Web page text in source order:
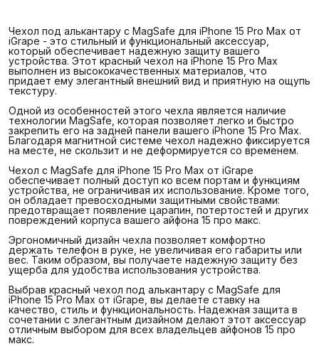
Чехол под алькантару с MagSafe для iPhone 15 Pro Max от
iGrape - это стильный и функциональный аксессуар,
который обеспечивает надежную защиту вашего
устройства. Этот красный чехол на iPhone 15 Pro Max
выполнен из высококачественных материалов, что
придает ему элегантный внешний вид и приятную на ощупь
текстуру.
Одной из особенностей этого чехла является наличие
технологии MagSafe, которая позволяет легко и быстро
закрепить его на задней панели вашего iPhone 15 Pro Max.
Благодаря магнитной системе чехол надежно фиксируется
на месте, не скользит и не деформируется со временем.
Чехол с MagSafe для iPhone 15 Pro Max от iGrape
обеспечивает полный доступ ко всем портам и функциям
устройства, не ограничивая их использование. Кроме того,
он обладает превосходными защитными свойствами:
предотвращает появление царапин, потертостей и других
повреждений корпуса вашего айфона 15 про макс.
Эргономичный дизайн чехла позволяет комфортно
держать телефон в руке, не увеличивая его габариты или
вес. Таким образом, вы получаете надежную защиту без
ущерба для удобства использования устройства.
Выбрав красный чехол под алькантару с MagSafe для
iPhone 15 Pro Max от iGrape, вы делаете ставку на
качество, стиль и функциональность. Надежная защита в
сочетании с элегантным дизайном делают этот аксессуар
отличным выбором для всех владельцев айфонов 15 про
макс.